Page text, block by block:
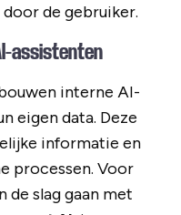
de gebruiker.
assistenten
interne AI-
eigen data. Deze
informatie en
processen. Voor
de slag gaan met